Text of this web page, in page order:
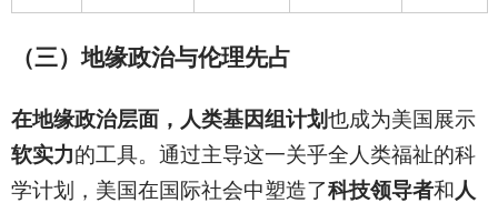
（三）地缘政治与伦理先占
在地缘政治层面，人类基因组计划也成为美国展示
软实力的工具。通过主导这一关乎全人类福祉的科
学计划，美国在国际社会中塑造了科技领导者和 人